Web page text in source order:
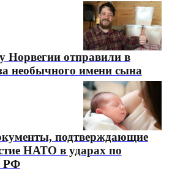
Норвегии отправили в
необычного имени сына
подтверждающие
НАТО в ударах по
РФ